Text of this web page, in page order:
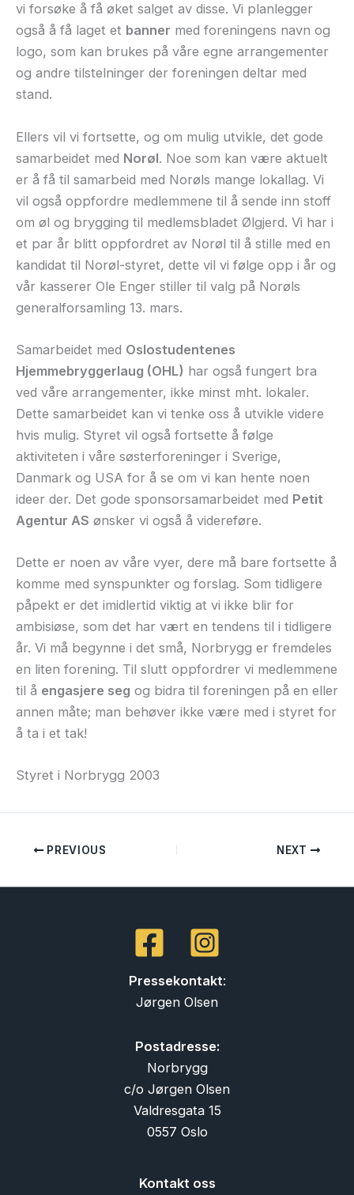
vi forsøke å få øket salget av disse. Vi planlegger
også å få laget et banner med foreningens navn og
logo, som kan brukes på våre egne arrangementer
og andre tilstelninger der foreningen deltar med
stand.
Ellers vil vi fortsette, og om mulig utvikle, det gode
samarbeidet med Norøl. Noe som kan være aktuelt
er å få til samarbeid med Norøls mange lokallag. Vi
vil også oppfordre medlemmene til å sende inn stoff
om øl og brygging til medlemsbladet Ølgjerd. Vi har i
et par år blitt oppfordret av Norøl til å stille med en
kandidat til Norøl-styret, dette vil vi følge opp i år og
vår kasserer Ole Enger stiller til valg på Norøls
generalforsamling 13. mars.
Samarbeidet med Oslostudentenes
Hjemmebryggerlaug (OHL) har også fungert bra
ved våre arrangementer, ikke minst mht. lokaler.
Dette samarbeidet kan vi tenke oss å utvikle videre
hvis mulig. Styret vil også fortsette å følge
aktiviteten i våre søsterforeninger i Sverige,
Danmark og USA for å se om vi kan hente noen
ideer der. Det gode sponsorsamarbeidet med Petit
Agentur AS ønsker vi også å videreføre.
Dette er noen av våre vyer, dere må bare fortsette å
komme med synspunkter og forslag. Som tidligere
påpekt er det imidlertid viktig at vi ikke blir for
ambisiøse, som det har vært en tendens til i tidligere
år. Vi må begynne i det små, Norbrygg er fremdeles
en liten forening. Til slutt oppfordrer vi medlemmene
til å engasjere seg og bidra til foreningen på en eller
annen måte; man behøver ikke være med i styret for
å ta i et tak!
Styret i Norbrygg 2003
PREVIOUS NEXT
Pressekontakt:
Jørgen Olsen
Postadresse:
Norbrygg
c/o Jørgen Olsen
Valdresgata 15
0557 Oslo
Kontakt oss